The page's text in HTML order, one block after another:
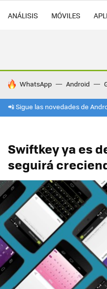
ANÁLISIS MÓVILES
HOY SE HABLA DE
WhatsApp Android
📲 Sigue las novedades de
Swiftkey ya es
seguirá